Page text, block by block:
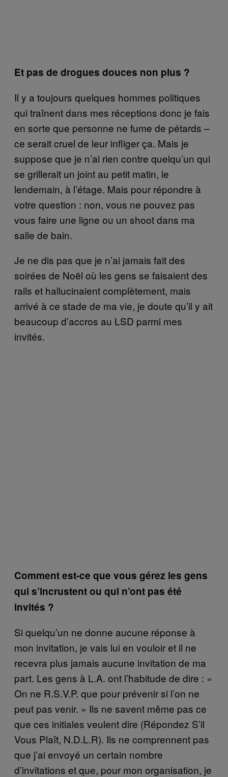
Et pas de drogues douces non plus ?
Il y a toujours quelques hommes politiques
qui traînent dans mes réceptions donc je fais
en sorte que personne ne fume de pétards –
ce serait cruel de leur infliger ça. Mais je
suppose que je n’ai rien contre quelqu’un qui
se grillerait un joint au petit matin, le
lendemain, à l’étage. Mais pour répondre à
votre question : non, vous ne pouvez pas
vous faire une ligne ou un shoot dans ma
salle de bain.
Je ne dis pas que je n’ai jamais fait des
soirées de Noël où les gens se faisaient des
rails et hallucinaient complètement, mais
arrivé à ce stade de ma vie, je doute qu’il y ait
beaucoup d’accros au LSD parmi mes
invités.
Comment est-ce que vous gérez les gens
qui s’incrustent ou qui n’ont pas été
invités ?
Si quelqu’un ne donne aucune réponse à
mon invitation, je vais lui en vouloir et il ne
recevra plus jamais aucune invitation de ma
part. Les gens à L.A. ont l’habitude de dire : «
On ne R.S.V.P. que pour prévenir si l’on ne
peut pas venir. » Ils ne savent même pas ce
que ces initiales veulent dire (Répondez S’il
Vous Plaît, N.D.L.R). Ils ne comprennent pas
que j’ai envoyé un certain nombre
d’invitations et que, pour mon organisation, je